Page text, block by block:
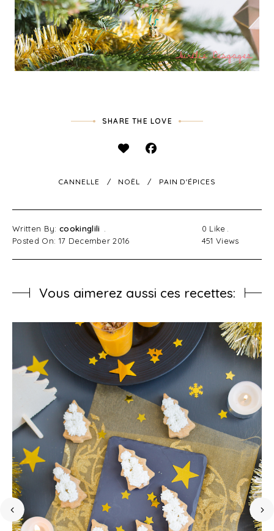
SHARE THE LOVE
CANNELLE NOËL PAIN D'ÉPICES
Written By: cookinglili
Posted On: 17 December 2016
0 Like
451 Views
Vous aimerez aussi ces recettes: